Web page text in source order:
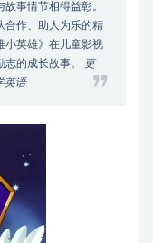
事情节相得益彰。
合作、助人为乐的精
小英雄》在儿童影视
志的成长故事。
更
英语